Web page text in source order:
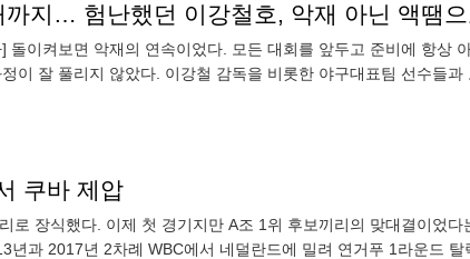
까지… 험난했던 이강철호, 악재 아닌 액땜
돌이켜보면 악재의 연속이었다. 모든 대회를 앞두고 준비에 항상
이 잘 풀리지 않았다. 이강철 감독을 비롯한 야구대표팀 선수들과
쿠바 제압
장식했다. 이제 첫 경기지만 A조 1위 후보끼리의 맞대결이었
년과 2017년 2차례 WBC에서 네덜란드에 밀려 연거푸 1라운드